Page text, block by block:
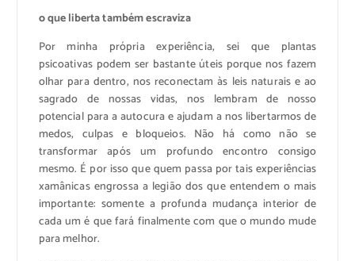
o que liberta também escraviza
Por minha própria experiência, sei que plantas
psicoativas podem ser bastante úteis porque nos fazem
olhar para dentro, nos reconectam às leis naturais e ao
sagrado de nossas vidas, nos lembram de nosso
potencial para a autocura e ajudam a nos libertarmos de
medos, culpas e bloqueios. Não há como não se
transformar após um profundo encontro consigo
mesmo. É por isso que quem passa por tais experiências
xamânicas engrossa a legião dos que entendem o mais
importante: somente a profunda mudança interior de
cada um é que fará finalmente com que o mundo mude
para melhor.